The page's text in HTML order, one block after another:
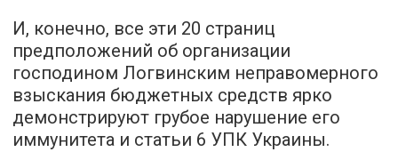
И, конечно, все эти 20 страниц
предположений об организации
господином Логвинским неправомерного
взыскания бюджетных средств ярко
демонстрируют грубое нарушение его
иммунитета и статьи 6 УПК Украины.